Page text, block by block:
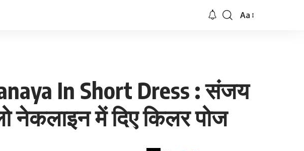
Font
Aa
In Short Dress : संजय
नेकलाइन में दिए किलर पोज